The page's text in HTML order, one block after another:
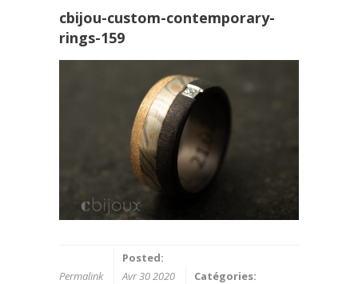
cbijou-custom-contemporary-
rings-159
Permalink
Posted:
Avr 30 2020
Catégories: